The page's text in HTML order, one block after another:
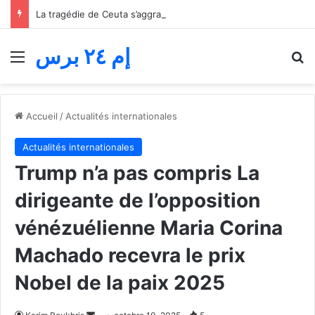
Menu إم ٢٤ برس
Accueil / Actualités internationales
Actualités internationales
Trump n’a pas compris La
dirigeante de l’opposition
vénézuélienne Maria Corina
Machado recevra le prix
Nobel de la paix 2025